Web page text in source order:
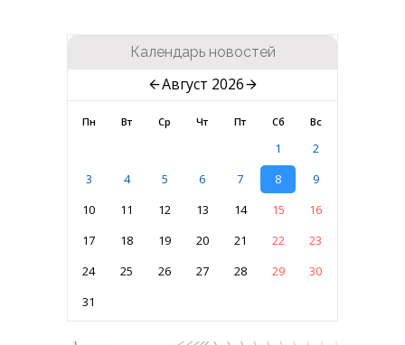
Календарь новостей
Август 2026
Пн Вт Ср Чт Пт Сб Вс
1
2
3
4 5 6 7 8
9
10
11 12 13 14 15
16
17
18 19 20 21 22
23
24
25 26 27 28 29
30
31